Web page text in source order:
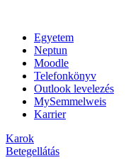
Egyetem
Neptun
Moodle
Telefonkönyv
Outlook levelezés
MySemmelweis
Karrier
Karok
Betegellátás